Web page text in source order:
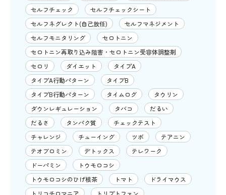
セルフチェック
セルフチェックシート
セルフネグレクト(自己放任)
セルフマネジメント
セルフモニタリング
セロトニン
セロトニン再取り込み阻害・セロトニン受容体調整剤
セロリ
ダイエット
タイプA
タイプA行動パターン
タイプB
タイプB行動パターン
タイムログ
タウリン
ダウンレギュレーション
タバコ
だるい
だるさ
タンパク質
チェックテスト
チャレンジ
チューイング ツボ
テアニン
テオブロミン
デトックス
テレワーク
ドーパミン
トウモロコシ
トウモロコシのひげ根茶
トマト
ドライマウス
トリコチロマニア
トリプトファン